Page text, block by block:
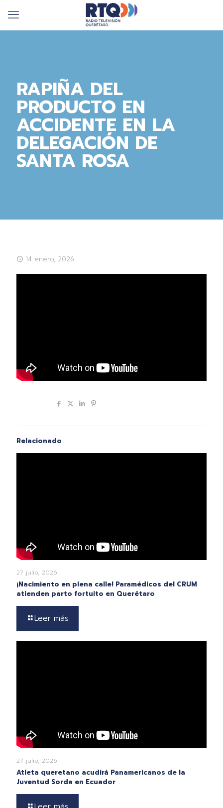
RAPIÑA DEL
PRODUCTO EN
ACCIDENTE EN LA
DELEGACIÓN DE
SANTA ROSA
14 enero, 2026
Relacionado
27 julio, 2026
¡Nacimiento en plena calle! Paramédicos del CRUM
atienden parto fortuito en Querétaro
Leer más
27 julio, 2026
Atleta queretano acudirá Panamericanos de la
Juventud Sorda en Ecuador